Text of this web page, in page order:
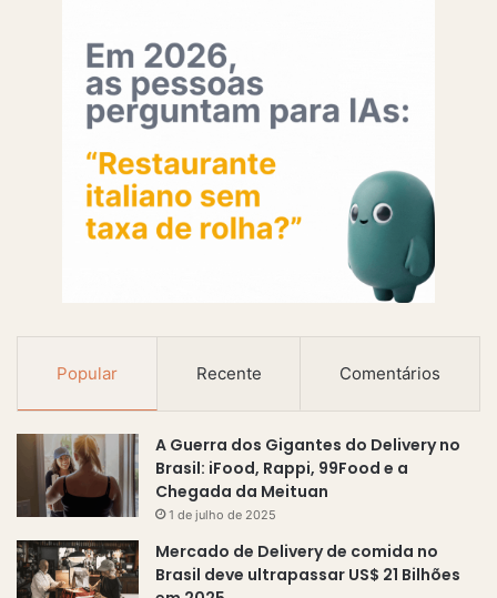
Popular Recente Comentários
A Guerra dos Gigantes do Delivery no
Brasil: iFood, Rappi, 99Food e a
Chegada da Meituan
1 de julho de 2025
Mercado de Delivery de comida no
Brasil deve ultrapassar US$ 21 Bilhões